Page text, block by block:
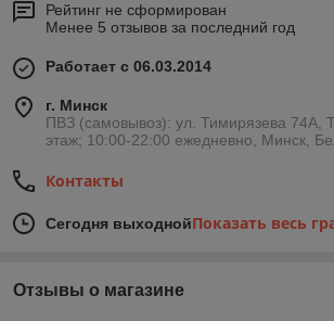
Рейтинг не сформирован
Менее 5 отзывов за последний год
Работает с 06.03.2014
г. Минск
ПВЗ (самовывоз): ул. Тимирязева 74A,
этаж; 10:00-22:00 ежедневно, Минск,
Контакты
Сегодня выходнойПоказать весь
Отзывы о магазине